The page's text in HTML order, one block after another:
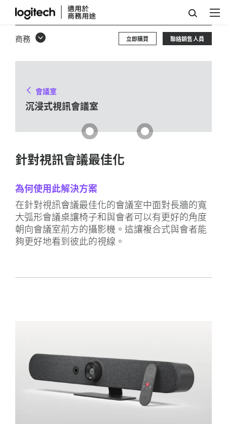
沉
浸
議
商務 聯絡銷售人員
立即購買
會議室
沉浸式視訊會議室
針對視訊會議最佳化
為何使用此解決方案
在針對視訊會議最佳化的會議室中面對長牆的寬
大弧形會議桌讓椅子和與會者可以有更好的角度
朝向會議室前方的攝影機。這讓複合式與會者能
夠更好地看到彼此的視線。